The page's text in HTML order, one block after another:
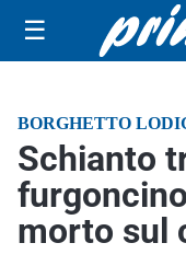
☰
BORGHETTO
Schianto
morto sul